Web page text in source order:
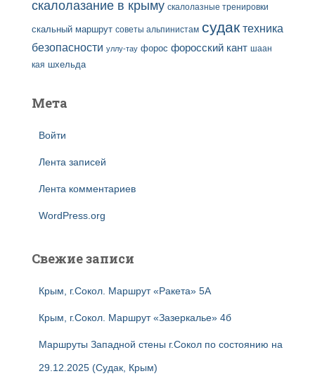
скалолазание в крыму скалолазные тренировки
скальный маршрут советы альпинистам судак техника
безопасности уллу-тау форос форосский кант шаан
кая шхельда
Мета
Войти
Лента записей
Лента комментариев
WordPress.org
Свежие записи
Крым, г.Сокол. Маршрут «Ракета» 5А
Крым, г.Сокол. Маршрут «Зазеркалье» 4б
Маршруты Западной стены г.Сокол по состоянию на
29.12.2025 (Судак, Крым)